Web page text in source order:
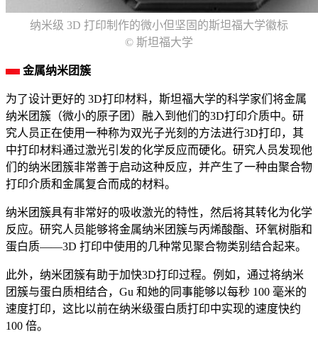
纳米级 3D 打印制作的微小但坚固的斯坦福大学徽标
© 斯坦福大学
金属纳米团簇
为了设计更好的 3D打印材料，斯坦福大学的科学家们将金属
纳米团簇（微小的原子团）融入到他们的3D打印介质中。研
究人员正在使用一种称为双光子光刻的方法进行3D打印，其
中打印材料通过激光引发的化学反应而硬化。研究人员发现他
们的纳米团簇非常善于启动这种反应，并产生了一种由聚合物
打印介质和金属复合而成的材料。
纳米团簇具有非常好的吸收激光的特性，然后将其转化为化学
反应。研究人员能够将金属纳米团簇与丙烯酸酯、环氧树脂和
蛋白质——3D 打印中使用的几种常见聚合物类别结合起来。
此外，纳米团簇有助于加快3D打印过程。例如，通过将纳米
团簇与蛋白质相结合，Gu 和她的同事能够以每秒 100 毫米的
速度打印，这比以前在纳米级蛋白质打印中实现的速度快约
100 倍。